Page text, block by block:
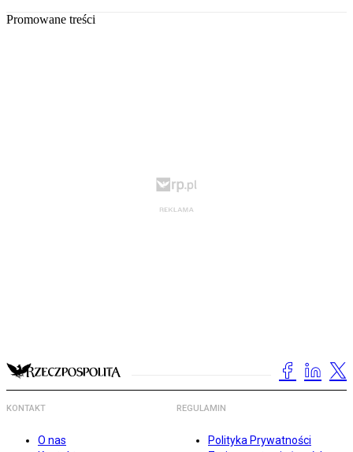
Promowane treści
KONTAKT
O nas
REGULAMIN
Polityka Prywatności